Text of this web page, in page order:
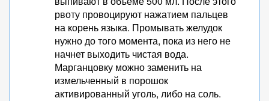
рвоту провоцируют нажатием пальцев
на корень языка. Промывать желудок
нужно до того момента, пока из него не
начнет выходить чистая вода.
Марганцовку можно заменить на
измельченный в порошок
активированный уголь, либо на соль.